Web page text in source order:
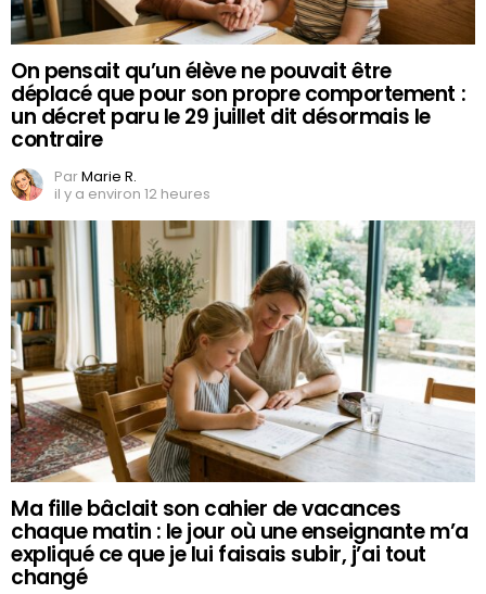
On pensait qu’un élève ne pouvait être
déplacé que pour son propre comportement :
un décret paru le 29 juillet dit désormais le
contraire
ParMarie R.
il y a environ 12 heures
Ma fille bâclait son cahier de vacances
chaque matin : le jour où une enseignante m’a
expliqué ce que je lui faisais subir, j’ai tout
changé